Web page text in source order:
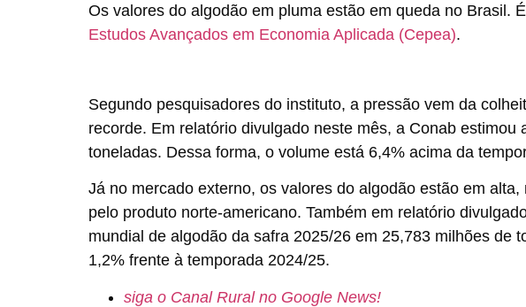
Os valores do algodão em pluma estão em queda no Brasil.
Estudos Avançados em Economia Aplicada (Cepea).
Segundo pesquisadores do instituto, a pressão vem da
recorde. Em relatório divulgado neste mês, a Conab estimou
toneladas. Dessa forma, o volume está 6,4% acima da
Já no mercado externo, os valores do algodão estão em
pelo produto norte-americano. Também em relatório
mundial de algodão da safra 2025/26 em 25,783 milhões de
1,2% frente à temporada 2024/25.
siga o Canal Rural no Google News!